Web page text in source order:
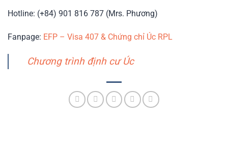
Hotline: (+84) 901 816 787 (Mrs. Phương)
Fanpage: EFP – Visa 407 & Chứng chỉ Úc RPL
Chương trình định cư Úc